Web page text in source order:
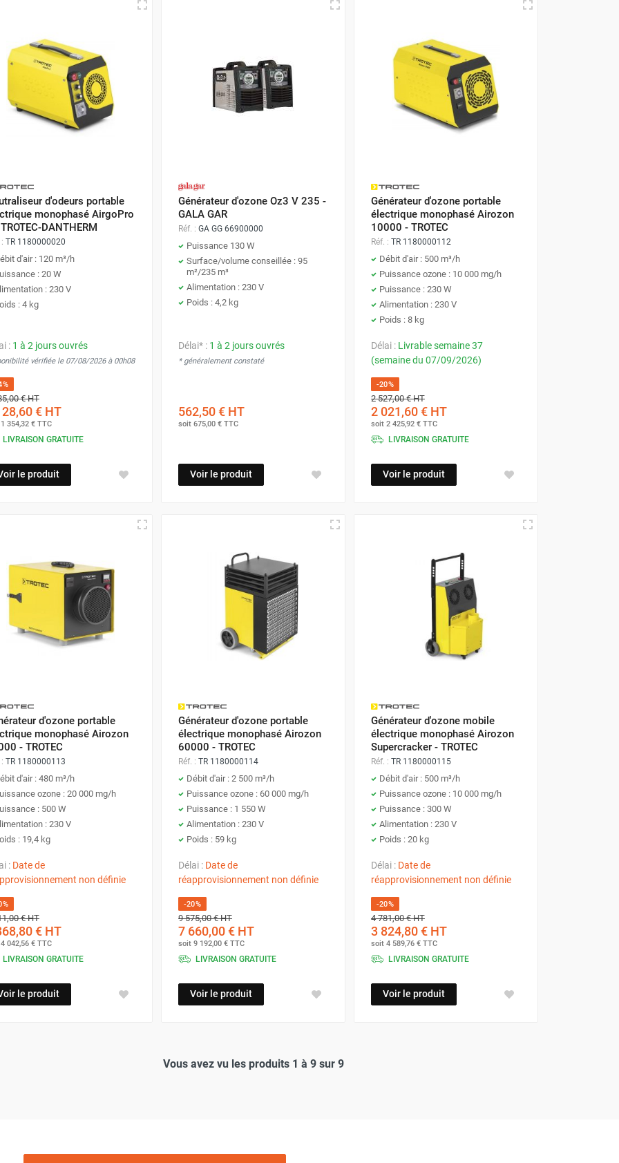
d'odeurs portable
monophasé AirgoPro
DANTHERM
TR 1180000020
d'air : 120 m³/h
: 20 W
: 230 V
: 4 kg
: 1 à 2 jours ouvrés
vérifiée le 07/08/2026 à 00h08
€HT
€ HT
1 354,32 € TTC
LIVRAISON GRATUITE
le produit
Générateur d'ozone Oz3 V 235 -
GALA GAR
Réf. : GA GG 66900000
Puissance 130 W
Surface/volume conseillée : 95
m²/235 m³
Alimentation : 230 V
Poids : 4,2 kg
Délai* : 1 à 2 jours ouvrés
* généralement constaté
562,50 €HT
soit 675,00 €TTC
Voir le produit
Générateur d'ozone portable
électrique monophasé Airozon
10000 - TROTEC
Réf. : TR 1180000112
Débit d'air : 500 m³/h
Puissance ozone : 10 000 mg/h
Puissance : 230 W
Alimentation : 230 V
Poids : 8 kg
Délai : Livrable semaine 37
(semaine du 07/09/2026)
-20%
2 527,00 €HT
2 021,60 €HT
soit 2 425,92 €TTC
LIVRAISON GRATUITE
Voir le produit
d'ozone portable
monophasé Airozon
- TROTEC
TR 1180000113
d'air : 480 m³/h
ozone : 20 000 mg/h
: 500 W
: 230 V
: 19,4 kg
: Date de
non définie
€HT
€ HT
4 042,56 € TTC
LIVRAISON GRATUITE
le produit
Générateur d'ozone portable
électrique monophasé Airozon
60000 - TROTEC
Réf. : TR 1180000114
Débit d'air : 2 500 m³/h
Puissance ozone : 60 000 mg/h
Puissance : 1 550 W
Alimentation : 230 V
Poids : 59 kg
Délai : Date de
réapprovisionnement non définie
-20%
9 575,00 €HT
7 660,00 €HT
soit 9 192,00 €TTC
LIVRAISON GRATUITE
Voir le produit
Générateur d'ozone mobile
électrique monophasé Airozon
Supercracker - TROTEC
Réf. : TR 1180000115
Débit d'air : 500 m³/h
Puissance ozone : 10 000 mg/h
Puissance : 300 W
Alimentation : 230 V
Poids : 20 kg
Délai : Date de
réapprovisionnement non définie
-20%
4 781,00 €HT
3 824,80 €HT
soit 4 589,76 €TTC
LIVRAISON GRATUITE
Voir le produit
Vous avez vu les produits 1 à 9 sur 9